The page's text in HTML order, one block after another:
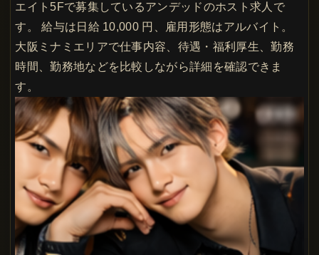
エイト5Fで募集しているアンデッドのホスト求人で
す。 給与は日給 10,000 円、雇用形態はアルバイト。
大阪ミナミエリアで仕事内容、待遇・福利厚生、勤務
時間、勤務地などを比較しながら詳細を確認できま
す。